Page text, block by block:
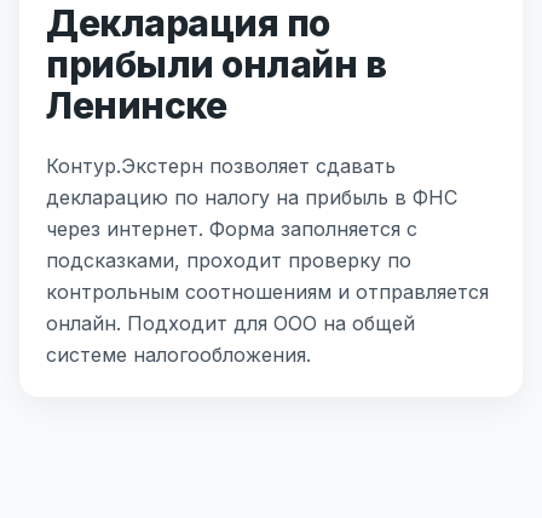
Декларация по
прибыли онлайн в
Ленинске
Контур.Экстерн позволяет сдавать
декларацию по налогу на прибыль в ФНС
через интернет. Форма заполняется с
подсказками, проходит проверку по
контрольным соотношениям и отправляется
онлайн. Подходит для ООО на общей
системе налогообложения.